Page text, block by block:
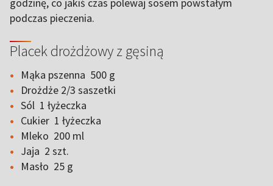
podczas pieczenia.
Placek drożdżowy z gęsiną
Mąka pszenna 500 g
Drożdże 2/3 saszetki
Sól 1 łyżeczka
Cukier 1 łyżeczka
Mleko 200 ml
Jaja 2 szt.
Masło 25 g